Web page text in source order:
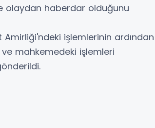
olaydan haberdar olduğunu
Amirliği'ndeki işlemlerinin ardından
ve mahkemedeki işlemleri